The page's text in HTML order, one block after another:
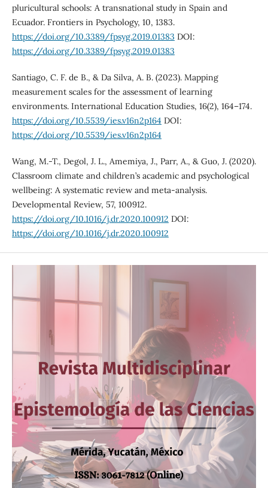
pluricultural schools: A transnational study in Spain and
Ecuador. Frontiers in Psychology, 10, 1383.
https://doi.org/10.3389/fpsyg.2019.01383 DOI:
https://doi.org/10.3389/fpsyg.2019.01383
Santiago, C. F. de B., & Da Silva, A. B. (2023). Mapping
measurement scales for the assessment of learning
environments. International Education Studies, 16(2), 164–174.
https://doi.org/10.5539/ies.v16n2p164 DOI:
https://doi.org/10.5539/ies.v16n2p164
Wang, M.-T., Degol, J. L., Amemiya, J., Parr, A., & Guo, J. (2020).
Classroom climate and children’s academic and psychological
wellbeing: A systematic review and meta-analysis.
Developmental Review, 57, 100912.
https://doi.org/10.1016/j.dr.2020.100912 DOI:
https://doi.org/10.1016/j.dr.2020.100912